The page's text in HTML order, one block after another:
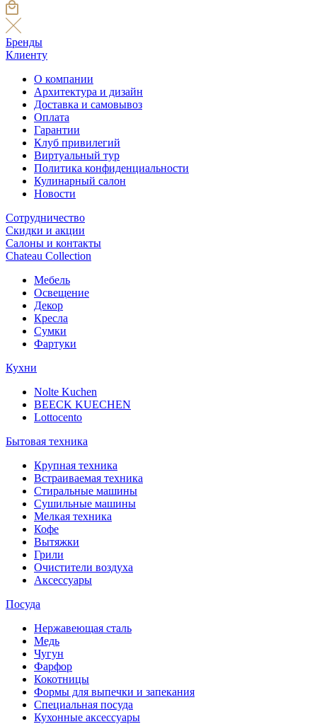
Бренды
Клиенту
О компании
Архитектура и дизайн
Доставка и самовывоз
Оплата
Гарантии
Клуб привилегий
Виртуальный тур
Политика конфиденциальности
Кулинарный салон
Новости
Сотрудничество
Скидки и акции
Салоны и контакты
Chateau Collection
Мебель
Освещение
Декор
Кресла
Сумки
Фартуки
Кухни
Nolte Kuchen
BEECK KUECHEN
Lottocento
Бытовая техника
Крупная техника
Встраиваемая техника
Стиральные машины
Сушильные машины
Мелкая техника
Кофе
Вытяжки
Грили
Очистители воздуха
Аксессуары
Посуда
Нержавеющая сталь
Медь
Чугун
Фарфор
Кокотницы
Формы для выпечки и запекания
Специальная посуда
Кухонные аксессуары